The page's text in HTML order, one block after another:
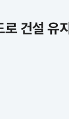
건설 유지